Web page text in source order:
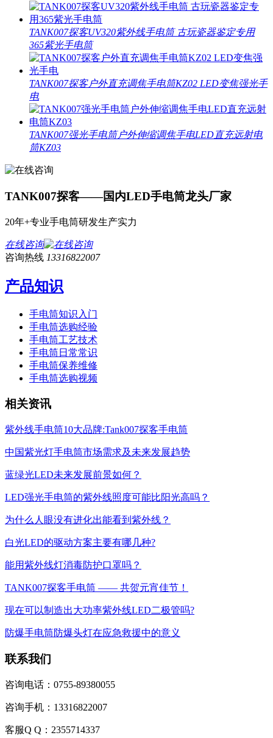
TANK007探客UV320紫外线手电筒 古玩瓷器鉴定专用
365紫光手电筒
TANK007探客户外直充调焦手电筒KZ02 LED变焦强光手
电
TANK007强光手电筒户外伸缩调焦手电LED直充远射电
筒KZ03
TANK007探客——国内LED手电筒龙头厂家
20年+专业手电筒研发生产实力
在线咨询
咨询热线 13316822007
产品知识
手电筒知识入门
手电筒选购经验
手电筒工艺技术
手电筒日常常识
手电筒保养维修
手电筒选购视频
相关资讯
紫外线手电筒10大品牌:Tank007探客手电筒
中国紫光灯手电筒市场需求及未来发展趋势
蓝绿光LED未来发展前景如何？
LED强光手电筒的紫外线照度可能比阳光高吗？
为什么人眼没有进化出能看到紫外线？
白光LED的驱动方案主要有哪几种?
能用紫外线灯消毒防护口罩吗？
TANK007探客手电筒 —— 共贺元宵佳节！
现在可以制造出大功率紫外线LED二极管吗?
防爆手电筒防爆头灯在应急救援中的意义
联系我们
咨询电话：0755-89380055
咨询手机：13316822007
客服Q Q：2355714337